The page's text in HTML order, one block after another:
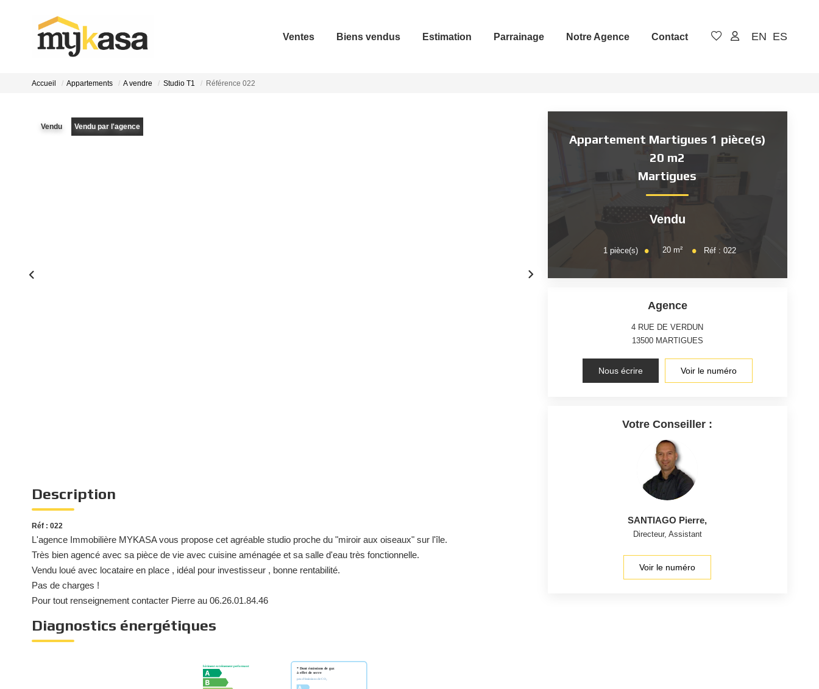
Ventes Biens vendus Estimation Parrainage Notre Agence Contact EN ES
Accueil Appartements A vendre Studio T1 Référence 022
Vendu Vendu par l'agence
Description
Réf : 022
L'agence Immobilière MYKASA vous propose cet agréable studio proche du "miroir aux oiseaux" sur l'île.
Très bien agencé avec sa pièce de vie avec cuisine aménagée et sa salle d'eau très fonctionnelle.
Vendu loué avec locataire en place , idéal pour investisseur , bonne rentabilité.
Pas de charges !
Pour tout renseignement contacter Pierre au 06.26.01.84.46
Diagnostics énergétiques
Appartement Martigues 1 pièce(s)
20 m2
Martigues
Vendu
1pièce(s) 20 m² Réf :022
Agence
4 RUE DE VERDUN
13500 MARTIGUES
Nous écrire Voir le numéro
Votre Conseiller :
SANTIAGO Pierre,
Directeur, Assistant
Voir le numéro